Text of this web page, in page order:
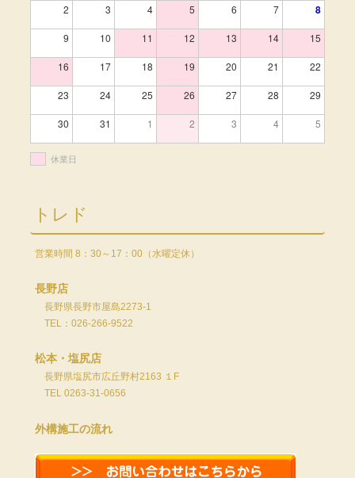
2 3 4 5 6 7 8
9 10 11 12 13 14 15
16 17 18 19 20 21 22
23 24 25 26 27 28 29
30 31 1 2 3 4 5
休業日
トレド
営業時間 8：30～17：00（水曜定休）
長野店
長野県長野市屋島2273-1
TEL：026-266-9522
松本・塩尻店
長野県塩尻市広丘野村2163 １F
TEL 0263-31-0656
外構施工の流れ